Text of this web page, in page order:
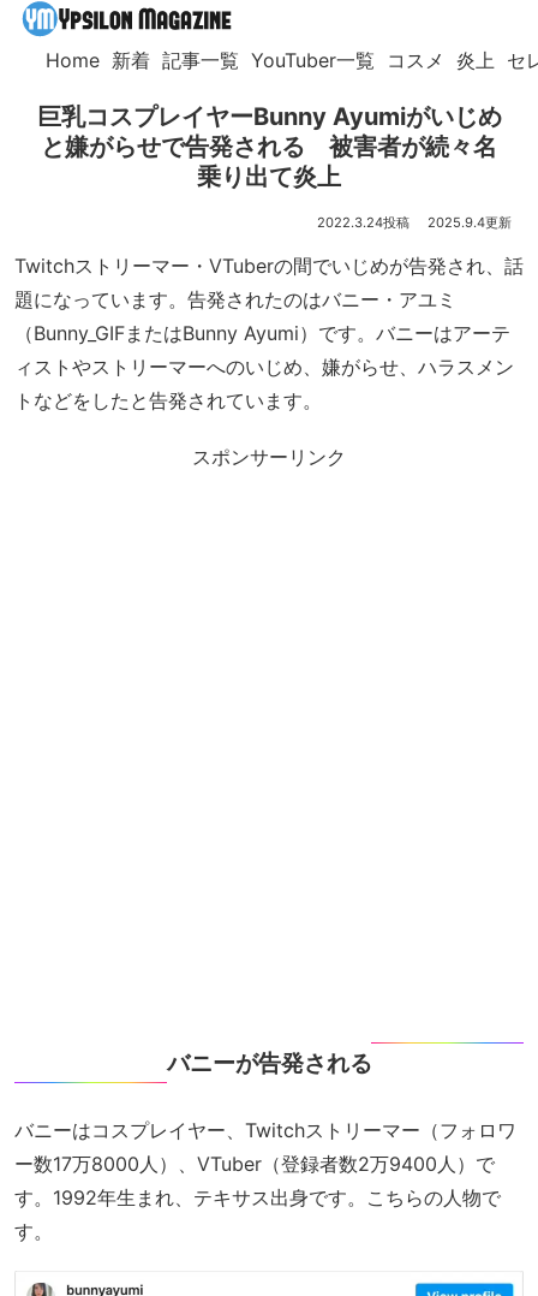
Home 新着 記事一覧 YouTuber一覧 コスメ 炎上 セ
巨乳コスプレイヤーBunny Ayumiがいじめ
と嫌がらせで告発される 被害者が続々名
乗り出て炎上
2022.3.24 2025.9.4
Twitchストリーマー・VTuberの間でいじめが告発され、話
題になっています。告発されたのはバニー・アユミ
（Bunny_GIFまたはBunny Ayumi）です。バニーはアーテ
ィストやストリーマーへのいじめ、嫌がらせ、ハラスメン
トなどをしたと告発されています。
スポンサーリンク
バニーが告発される
バニーはコスプレイヤー、Twitchストリーマー（フォロワ
ー数17万8000人）、VTuber（登録者数2万9400人）で
す。1992年生まれ、テキサス出身です。こちらの人物で
す。